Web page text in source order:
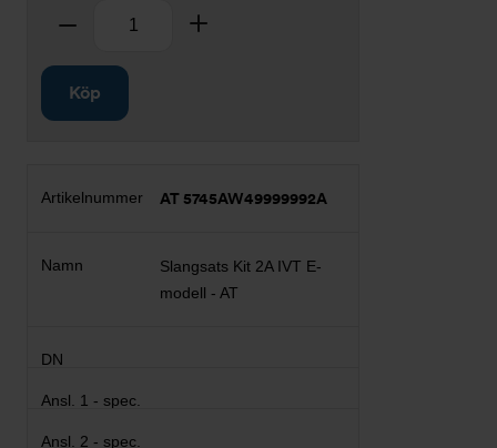
Ta bort
Köp
AT 5745AW49999992A
Slangsats Kit 2A IVT E-
modell - AT